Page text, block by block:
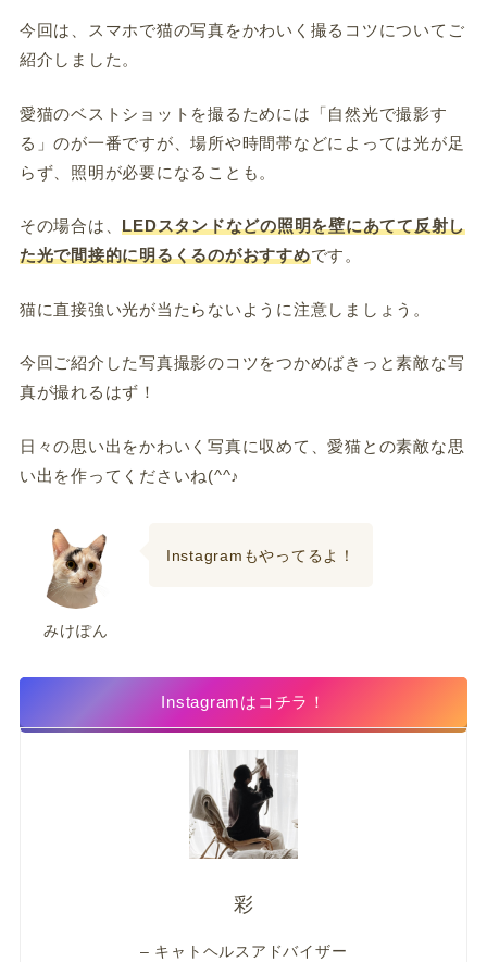
今回は、スマホで猫の写真をかわいく撮るコツについてご
紹介しました。
愛猫のベストショットを撮るためには「自然光で撮影す
る」のが一番ですが、場所や時間帯などによっては光が足
らず、照明が必要になることも。
その場合は、LEDスタンドなどの照明を壁にあてて反射し
た光で間接的に明るくるのがおすすめです。
猫に直接強い光が当たらないように注意しましょう。
今回ご紹介した写真撮影のコツをつかめばきっと素敵な写
真が撮れるはず！
日々の思い出をかわいく写真に収めて、愛猫との素敵な思
い出を作ってくださいね(^^♪
みけぽん
Instagramもやってるよ！
Instagramはコチラ！
彩
– キャトヘルスアドバイザー